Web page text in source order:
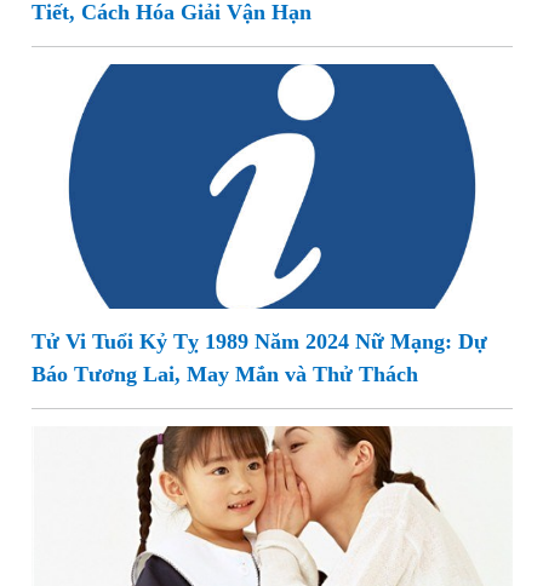
Tiết, Cách Hóa Giải Vận Hạn
Tử Vi Tuổi Kỷ Tỵ 1989 Năm 2024 Nữ Mạng: Dự
Báo Tương Lai, May Mắn và Thử Thách